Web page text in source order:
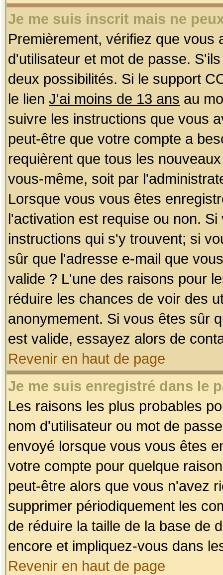
Je me suis inscrit mais ne
Premièrement, vérifiez que
d'utilisateur et mot de passe.
deux possibilités. Si le support
le lien J'ai moins de 13 ans au
suivre les instructions que vous
peut-être que votre compte a
requièrent que tous les
vous-même, soit par
Lorsque vous vous êtes
l'activation est requise ou non.
instructions qui s'y trouvent; si
sûr que l'adresse e-mail que
valide ? L'une des raisons pour
réduire les chances de voir des
anonymement. Si vous êtes sûr
est valide, essayez alors de
Revenir en haut de page
Je me suis enregistré dans le
Les raisons les plus probables
nom d'utilisateur ou mot de
envoyé lorsque vous vous êtes
votre compte pour quelque
peut-être alors que vous n'avez
supprimer périodiquement les
de réduire la taille de la base de
encore et impliquez-vous dans
Revenir en haut de page